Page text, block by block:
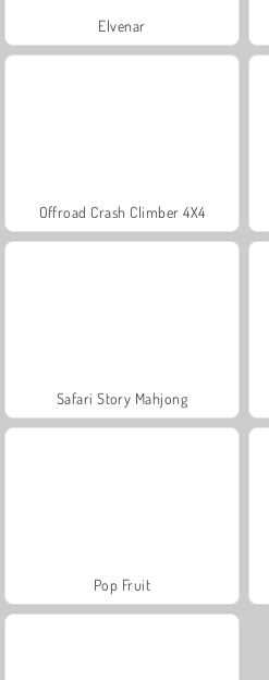
Elvenar
Offroad Crash Climber 4X4
Safari Story Mahjong
Pop Fruit